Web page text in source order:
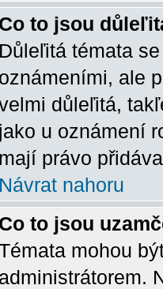
Co to jsou
Důleľitá témata
oznámeními, ale
důleľitá,
jako u oznámení
mají právo
Návrat nahoru
Co to jsou
mohou
administrátorem.